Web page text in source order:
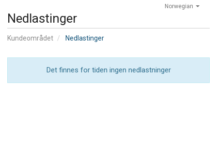
Norwegian
Nedlastinger
Kundeområdet Nedlastinger
Det finnes for tiden ingen nedlastninger